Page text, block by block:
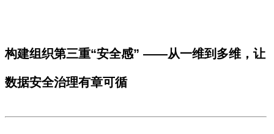
构建组织第三重“安全感” ——从一维到多维，让
数据安全治理有章可循